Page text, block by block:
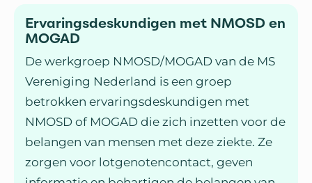
Ervaringsdeskundigen met NMOSD en
MOGAD
De werkgroep NMOSD/MOGAD van de MS
Vereniging Nederland is een groep
betrokken ervaringsdeskundigen met
NMOSD of MOGAD die zich inzetten voor de
belangen van mensen met deze ziekte. Ze
zorgen voor lotgenotencontact, geven